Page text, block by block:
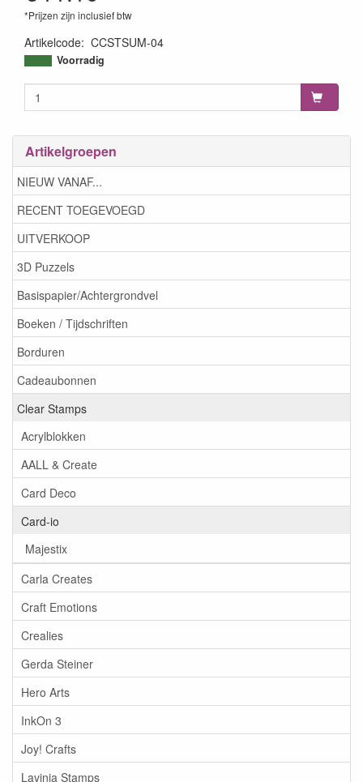
Artikelgroepen
NIEUW VANAF...
RECENT TOEGEVOEGD
UITVERKOOP
3D Puzzels
Basispapier/Achtergrondvel
Boeken / Tijdschriften
Borduren
Cadeaubonnen
Clear Stamps
Acrylblokken
AALL & Create
Card Deco
Card-io
Majestix
Carla Creates
Craft Emotions
Crealies
Gerda Steiner
Hero Arts
InkOn 3
Joy! Crafts
Lavinia Stamps
*Prijzen zijn inclusief btw
Artikelcode: CCSTSUM-04
5060389333460
Voorradig